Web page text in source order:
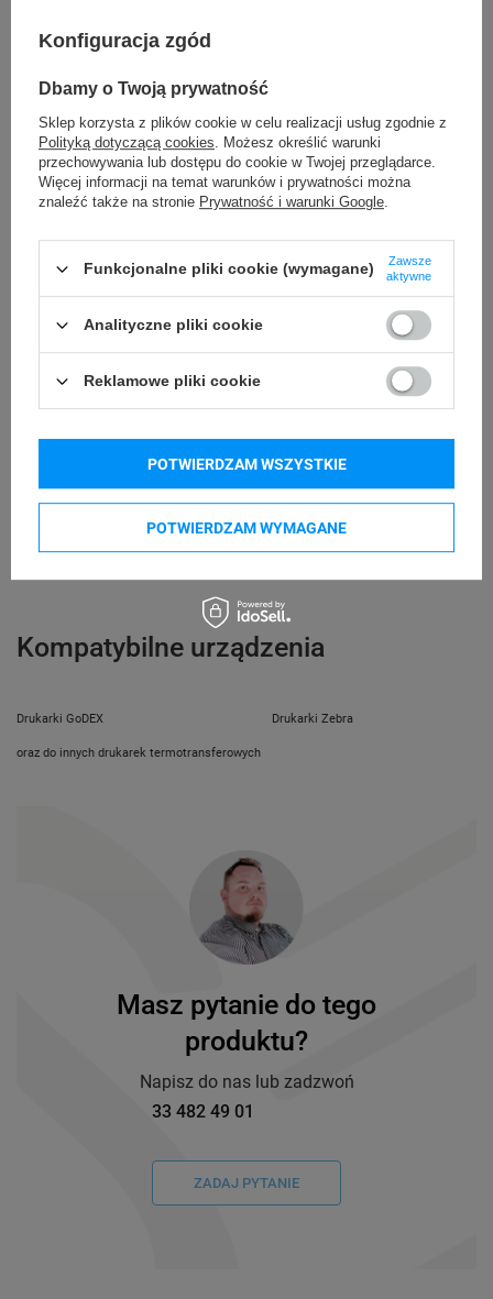
Długość etykiety
odklejenia
Trudne
Rodzaj plomby VOID
Materiał plomby VOID
plomby
Gwarancja 24 miesiące
Bielska 210
telefon: 730811399
e-mail: gspr@ptmb.pl
Osoby
Bielska 210
telefon: 730811399
e-mail: gspr@ptmb.pl
Kompatybilne urządzenia
Drukarki GoDEX Drukarki Zebra
oraz do innych drukarek termotransferowych
Masz pytanie do tego
produktu?
Napisz do nas lub zadzwoń
33 482 49 01
ZADAJ PYTANIE
Konfiguracja zgód
Dbamy o Twoją prywatność
Sklep korzysta z plików cookie w celu realizacji usług zgodnie z
Polityką dotyczącą cookies. Możesz określić warunki
przechowywania lub dostępu do cookie w Twojej przeglądarce.
Więcej informacji na temat warunków i prywatności można
znaleźć także na stronie Prywatność i warunki Google.
Funkcjonalne pliki cookie (wymagane)
Zawsze
aktywne
Analityczne pliki cookie
Reklamowe pliki cookie
POTWIERDZAM WYMAGANE
POTWIERDZAM WSZYSTKIE